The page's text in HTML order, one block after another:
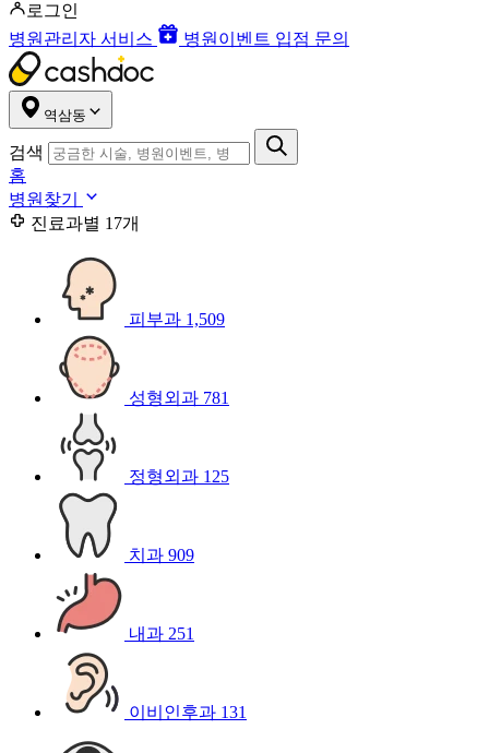
로그인
병원관리자 서비스
병원이벤트 입점 문의
역삼동
검색
홈
병원찾기
진료과별 17개
피부과 1,509
성형외과 781
정형외과 125
치과 909
내과 251
이비인후과 131